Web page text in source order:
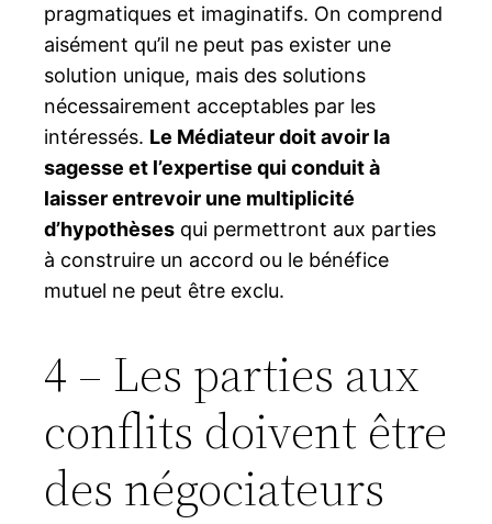
pragmatiques et imaginatifs. On comprend
aisément qu’il ne peut pas exister une
solution unique, mais des solutions
nécessairement acceptables par les
intéressés. Le Médiateur doit avoir la
sagesse et l’expertise qui conduit à
laisser entrevoir une multiplicité
d’hypothèses qui permettront aux parties
à construire un accord ou le bénéfice
mutuel ne peut être exclu.
4 – Les parties aux
conflits doivent être
des négociateurs